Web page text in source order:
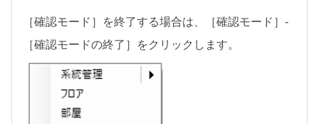
［確認モード］を終了する場合は、［確認モード］-
［確認モードの終了］をクリックします。